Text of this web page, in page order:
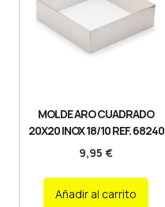
MOLDE ARO CUADRADO
20X20 INOX 18/10 REF. 68240
9,95 €
Añadir al carrito